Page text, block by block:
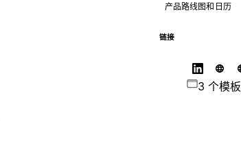
产品路线图和日历
链接
3 个模板